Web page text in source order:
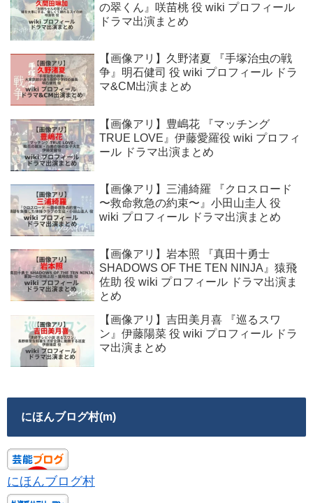
の翠くん』咲苗桃 役 wiki プロフィール
ドラマ出演まとめ
【画像アリ】久野渚夏 『手塚治虫の戦
争』明石健司 役 wiki プロフィール ドラ
マ&CM出演まとめ
【画像アリ】豊嶋花 『マッチング
TRUE LOVE』伊藤愛羅役 wiki プロフィ
ール ドラマ出演まとめ
【画像アリ】三浦綺羅 『クロスロード
〜救命救急の約束〜』小田山圭人 役
wiki プロフィール ドラマ出演まとめ
【画像アリ】岩本照 『真田十勇士
SHADOWS OF THE TEN NINJA』猿飛
佐助 役 wiki プロフィール ドラマ出演ま
とめ
【画像アリ】吉田美月喜 『巡るスワ
ン』伊藤陽菜 役 wiki プロフィール ドラ
マ出演まとめ
にほんブログ村(m)
にほんブログ村